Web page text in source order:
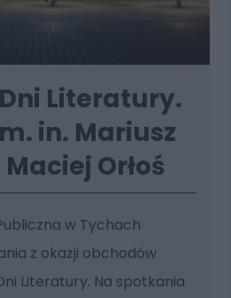
Literatury.
in. Mariusz
Maciej Orłoś
w Tychach
z okazji obchodów
Literatury. Na spotkania